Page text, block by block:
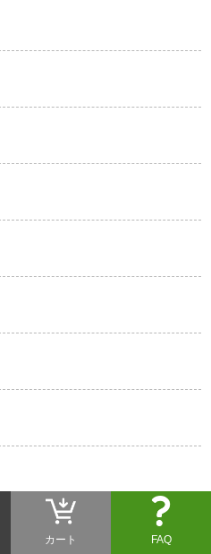
カート FAQ